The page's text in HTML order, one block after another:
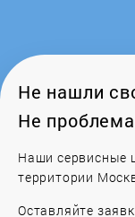
Не нашли
Не
Наши сервисные
территории
Оставляйте